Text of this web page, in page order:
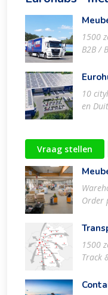
1500
B2B /
10
en
Vraag stellen
Order
1500
Track